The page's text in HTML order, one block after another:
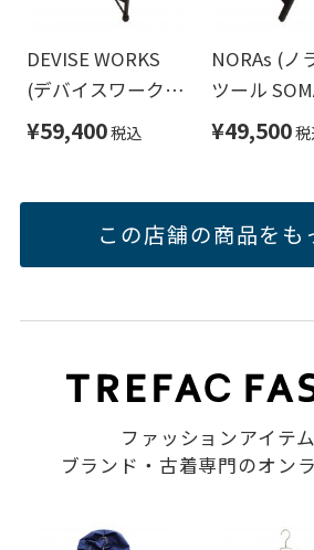
DEVISE WORKS
(デバイスワーク
ス) アウトドアチ
ェア ブラック×ベ
¥59,400税込
NORAs (ノ
ツール
エンボスレ
ートカスタ
¥49,500
この店舗の商品をも
ファッションアイテム
ブランド・古着専門のオン